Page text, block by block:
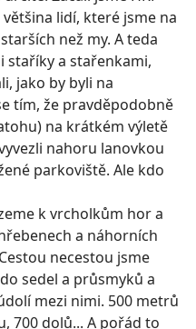
lidí, které jsme na
než my. A teda
staříky a stařenkami,
jako by byli na
tím, že pravděpodobně
na krátkém výletě
nahoru lanovkou
parkoviště. Ale kdo
k vrcholkům hor a
a náhorních
necestou jsme
sedel a průsmyků a
mezi nimi. 500 metrů
700 dolů... A pořád to